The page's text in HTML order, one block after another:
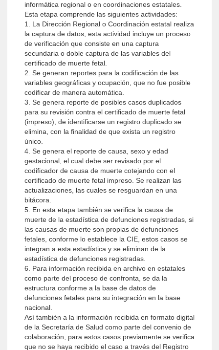
informática regional o en coordinaciones estatales.
Esta etapa comprende las siguientes actividades:
1. La Dirección Regional o Coordinación estatal realiza
la captura de datos, esta actividad incluye un proceso
de verificación que consiste en una captura
secundaria o doble captura de las variables del
certificado de muerte fetal.
2. Se generan reportes para la codificación de las
variables geográficas y ocupación, que no fue posible
codificar de manera automática.
3. Se genera reporte de posibles casos duplicados
para su revisión contra el certificado de muerte fetal
(impreso); de identificarse un registro duplicado se
elimina, con la finalidad de que exista un registro
único.
4. Se genera el reporte de causa, sexo y edad
gestacional, el cual debe ser revisado por el
codificador de causa de muerte cotejando con el
certificado de muerte fetal impreso. Se realizan las
actualizaciones, las cuales se resguardan en una
bitácora.
5. En esta etapa también se verifica la causa de
muerte de la estadística de defunciones registradas, si
las causas de muerte son propias de defunciones
fetales, conforme lo establece la CIE, estos casos se
integran a esta estadística y se eliminan de la
estadística de defunciones registradas.
6. Para información recibida en archivo en estatales
como parte del proceso de confronta, se da la
estructura conforme a la base de datos de
defunciones fetales para su integración en la base
nacional.
Así también a la información recibida en formato digital
de la Secretaría de Salud como parte del convenio de
colaboración, para estos casos previamente se verifica
que no se haya recibido el caso a través del Registro